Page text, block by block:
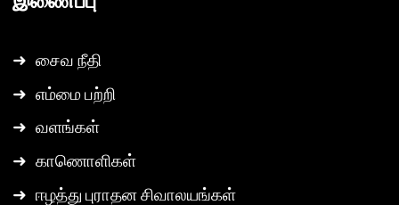
➜ சைவ நீதி
➜ எம்மை பற்றி
➜ வளங்கள்
➜ காணொளிகள்
➜ ஈழத்து புராதன சிவாலயங்கள்